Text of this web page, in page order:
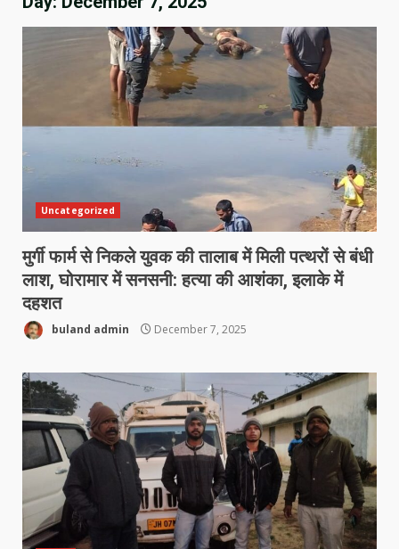
Uncategorized
मुर्गी फार्म से निकले युवक की तालाब में मिली पत्थरों से बंधी
लाश, घोरामार में सनसनी: हत्या की आशंका, इलाके में
दहशत
buland admin December 7, 2025